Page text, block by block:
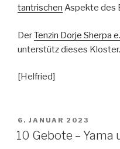
tantrischen Aspekte des
DerTenzin Dorje Sherpa
unterstütz dieses Kloster.
[Helfried]
VERÖFFENTLICHT
AM
6. JANUAR 2023
10 Gebote – Yama